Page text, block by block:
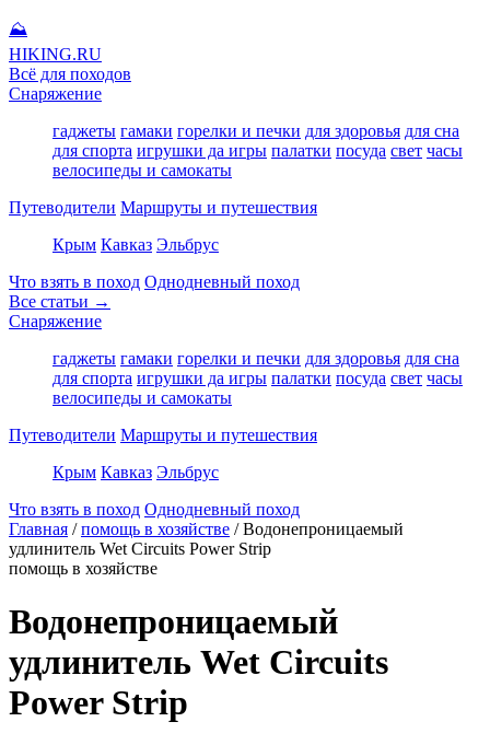
⛰
HIKING.RU
Всё для походов
Снаряжение
гаджеты гамаки горелки и печки для здоровья для сна
для спорта игрушки да игры палатки посуда свет часы
велосипеды и самокаты
Путеводители Маршруты и путешествия
Крым Кавказ Эльбрус
Что взять в поход Однодневный поход
Все статьи →
Снаряжение
гаджеты гамаки горелки и печки для здоровья для сна
для спорта игрушки да игры палатки посуда свет часы
велосипеды и самокаты
Путеводители Маршруты и путешествия
Крым Кавказ Эльбрус
Что взять в поход Однодневный поход
Главная / помощь в хозяйстве / Водонепроницаемый
удлинитель Wet Circuits Power Strip
помощь в хозяйстве
Водонепроницаемый
удлинитель Wet Circuits
Power Strip